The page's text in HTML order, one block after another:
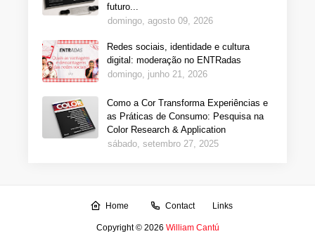
futuro...
domingo, agosto 09, 2026
Redes sociais, identidade e cultura
digital: moderação no ENTRadas
domingo, junho 21, 2026
Como a Cor Transforma Experiências e
as Práticas de Consumo: Pesquisa na
Color Research & Application
sábado, setembro 27, 2025
Home Contact Links
Copyright © 2026 William Cantú